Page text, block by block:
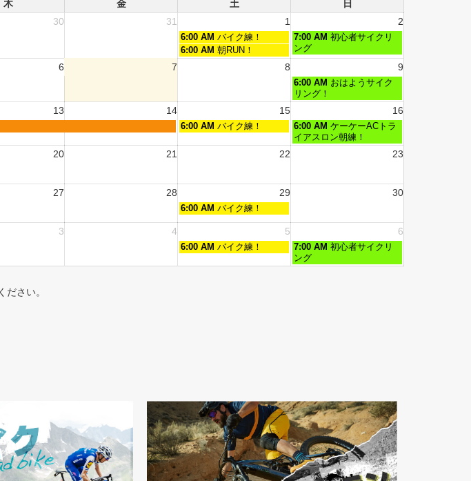
木 金 土
日
30 31 1 2
6:00 AM バイク練！ 7:00 AM 初心者サイクリ
ング
6:00 AM 朝RUN！
6 7 8 9
6:00 AM おはようサイク
リング！
13 14 15 16
6:00 AM バイク練！ 6:00 AM ケーケーACトラ
イアスロン朝練！
20 21 22 23
27 28 29 30
6:00 AM バイク練！
3 4 5 6
6:00 AM バイク練！ 7:00 AM 初心者サイクリ
ング
さい。